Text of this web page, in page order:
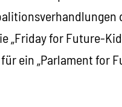
„Friday for Future-
ein „Parlament for